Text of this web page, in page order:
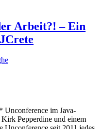
Arbeit?! – Ein
Unconference im Java-
Pepperdine und einem